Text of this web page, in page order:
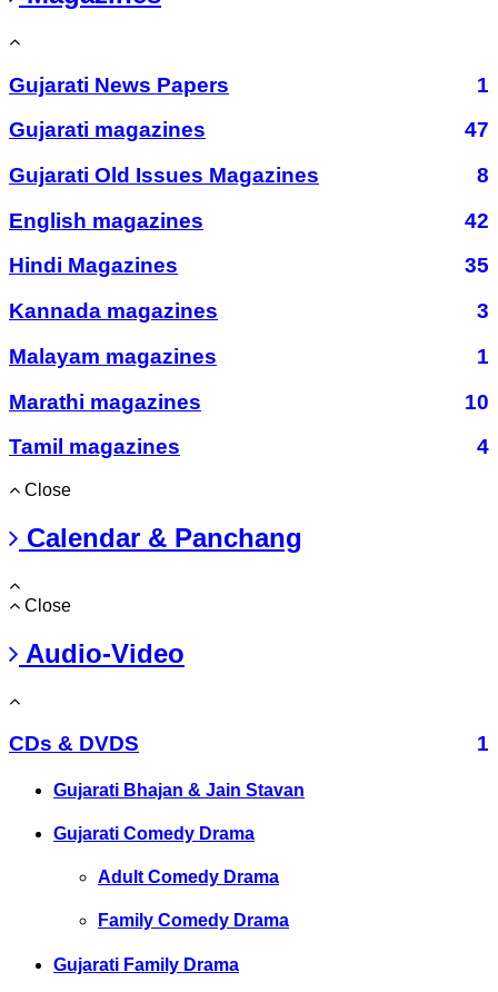
Gujarati News Papers
1
Gujarati magazines
47
Gujarati Old Issues Magazines
8
English magazines
42
Hindi Magazines
35
Kannada magazines
3
Malayam magazines
1
Marathi magazines
10
Tamil magazines
4
Close
Calendar & Panchang
Close
Audio-Video
CDs & DVDS 1
Gujarati Bhajan & Jain Stavan
Gujarati Comedy Drama
Adult Comedy Drama
Family Comedy Drama
Gujarati Family Drama